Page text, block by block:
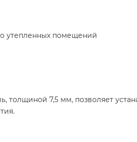
утепленных помещений
7,5 мм, позволяет